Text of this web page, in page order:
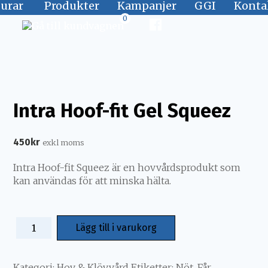
0
Produkter Kampanjer GGI
Intra Hoof-fit Gel Squeez
450 kr exkl moms
Intra Hoof-fit Squeez är en hovvårdsprodukt som
kan användas för att minska hälta.
Lägg till i varukorg